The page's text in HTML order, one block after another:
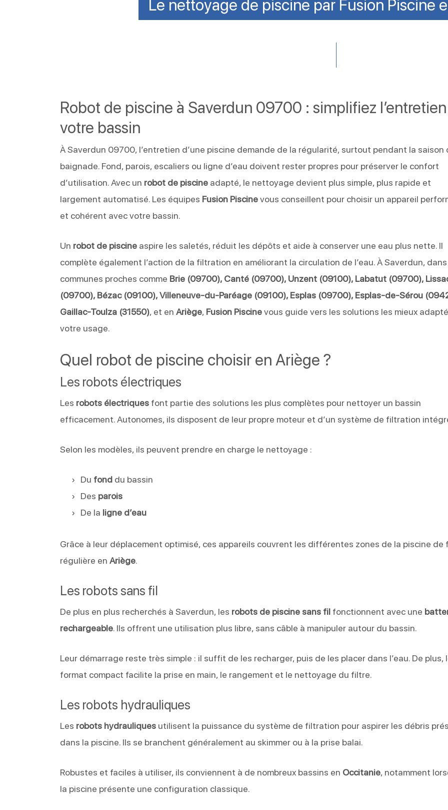
Le nettoyage de piscine par Fusion Piscine
Robot de piscine à Saverdun 09700 : simplifiez
votre bassin
À Saverdun 09700, l’entretien d’une piscine demande de la régularité, surtout pendant la saison
baignade. Fond, parois, escaliers ou ligne d’eau doivent rester propres pour préserver le confort
d’utilisation. Avec un robot de piscine adapté, le nettoyage devient plus simple, plus rapide et
largement automatisé. Les équipes Fusion Piscinevous conseillent pour choisir un appareil
et cohérent avec votre bassin.
Un robot de piscine aspire les saletés, réduit les dépôts et aide à conserver une eau plus nette. Il
complète également l’action de la filtration en améliorant la circulation de l’eau. À Saverdun,
communes proches comme Brie (09700), Canté (09700), Unzent (09100), Labatut (09700),
(09700), Bézac (09100), Villeneuve-du-Paréage (09100), Esplas (09700), Esplas-de-Sérou
Gaillac-Toulza (31550), et enAriège, Fusion Piscinevous guide vers les solutions les mieux
votre usage.
Quel robot de piscine choisir en Ariège ?
Les robots électriques
Les robots électriques font partie des solutions les plus complètes pour nettoyer un bassin
efficacement. Autonomes, ils disposent de leur propre moteur et d’un système de filtration
Selon les modèles, ils peuvent prendre en charge le nettoyage :
Du fond du bassin
Des parois
De la ligne d’eau
Grâce à leur déplacement optimisé, ces appareils couvrent les différentes zones de la piscine de
régulière enAriège.
Les robots sans fil
De plus en plus recherchés à Saverdun, les robots de piscine sans fil fonctionnent avec une
rechargeable. Ils offrent une utilisation plus libre, sans câble à manipuler autour du bassin.
Leur démarrage reste très simple : il suffit de les recharger, puis de les placer dans l’eau. De plus,
format compact facilite la prise en main, le rangement et le nettoyage du filtre.
Les robots hydrauliques
Les robots hydrauliques utilisent la puissance du système de filtration pour aspirer les débris
dans la piscine. Ils se branchent généralement au skimmer ou à la prise balai.
Robustes et faciles à utiliser, ils conviennent à de nombreux bassins en Occitanie, notamment
la piscine présente une configuration classique.